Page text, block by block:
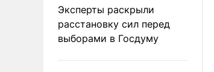
Эксперты раскрыли
расстановку сил перед
выборами в Госдуму